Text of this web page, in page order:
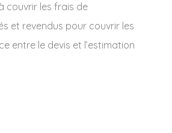
couvrir les frais de
et revendus pour couvrir les
entre le devis et l’estimation